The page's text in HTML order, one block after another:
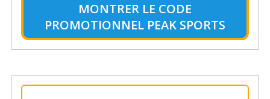
MONTRER LE CODE
PROMOTIONNEL PEAK SPORTS